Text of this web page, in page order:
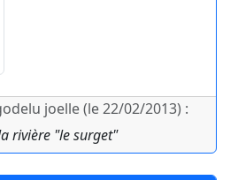
joelle (le 22/02/2013) :
rivière "le surget"